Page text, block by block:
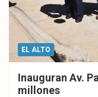
EL ALTO
Inauguran Av.
millones